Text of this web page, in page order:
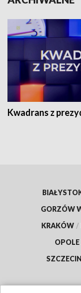
Kwadrans z
GORZÓW
KRAKÓW /
OPOLE
SZCZECIN